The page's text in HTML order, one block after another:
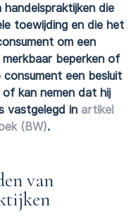
handelspraktijken die
toewijding en die het
om een
beperken of
een besluit
kan nemen dat hij
vastgelegd in artikel
(BW).
van